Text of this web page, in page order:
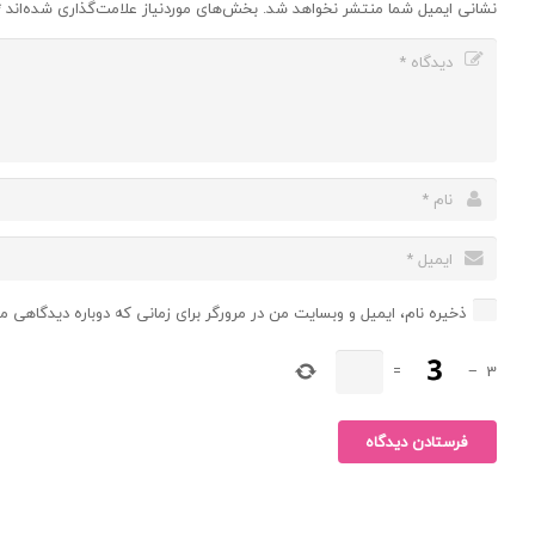
نشانی ایمیل شما منتشر نخواهد شد. بخش‌های موردنیاز علامت‌گذاری شده‌اند
ذخیره نام، ایمیل و وبسایت من در مرورگر برای زمانی که دوباره
3
−
=
فرستادن دیدگاه